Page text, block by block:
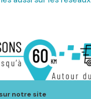
notre site